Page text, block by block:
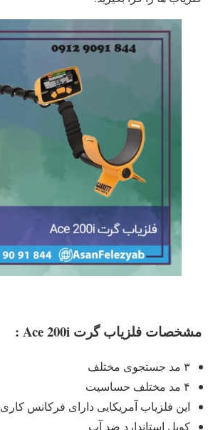
مشخصات فلزیاب گرت Ace 200i :
۳ مد جستجوی مختلف
۴ مد مختلف حساسیت
این فلزیاب آمریکایی دارای فرکانس کاری ۶/۷ کیلوهرتز
کویل استاندارد ضد آب